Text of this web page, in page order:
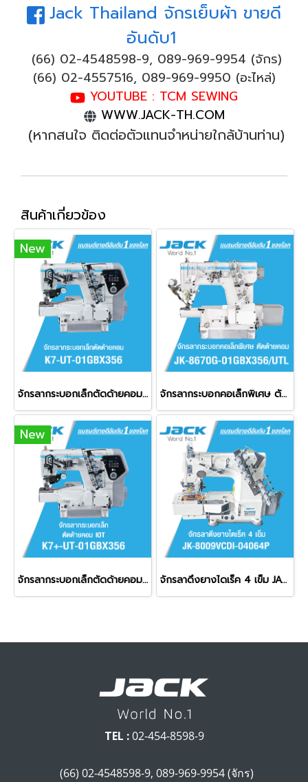
Jack Thailand จักรเย็บผ้า ขายดี
อันดับ1
(66) 02-4548598-9, 089-969-9954 (จักร)
(66) 02-4557516, 089-969-9950 (อะไหล่)
YOUTUBE : TCM SEWING
WWW.JACK-TH.COM
(หากสนใจ ติดต่อตัวแทนจำหน่ายใกล้บ้านท่าน)
สินค้าเกี่ยวข้อง
New
จักรลากระบอกเล็กตัดด้ายคอม JACK รุ่น K7-UT-01GBX356 จักรลากระบอกคอเล็กพิเศษ ตัดด้ายคอม JACK รุ่น JK-8670G-01GBX356/UTL
New
จักรลากระบอกเล็กตัดด้ายคอม ระบบ IOT JACK รุ่น K7+-UT-01GBX356 จักรลาดึงยางไดเร็ค 4 เข็ม JACK รุ่น JK-8009VCDI-04064P
TEL :02-454-8598-9
(66) 02-4548598-9, 089-969-9954 (จักร)